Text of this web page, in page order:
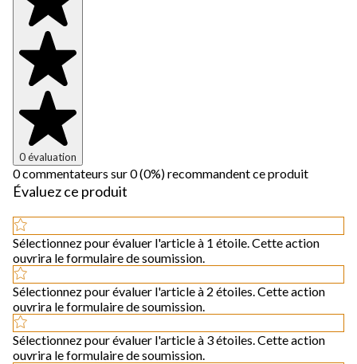
0 évaluation
0 commentateurs sur 0 (0%) recommandent ce produit
Évaluez ce produit
Sélectionnez pour évaluer l'article à 1 étoile. Cette action
ouvrira le formulaire de soumission.
Sélectionnez pour évaluer l'article à 2 étoiles. Cette action
ouvrira le formulaire de soumission.
Sélectionnez pour évaluer l'article à 3 étoiles. Cette action
ouvrira le formulaire de soumission.